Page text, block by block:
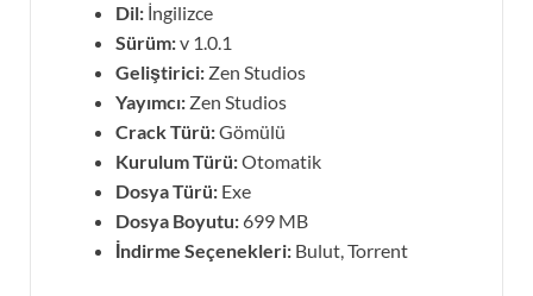
Dil: İngilizce
Sürüm:v 1.0.1
Geliştirici: Zen Studios
Yayımcı: Zen Studios
Crack Türü:Gömülü
Kurulum Türü:Otomatik
Dosya Türü: Exe
Dosya Boyutu: 699 MB
İndirme Seçenekleri: Bulut, Torrent